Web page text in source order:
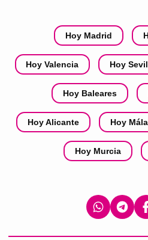
Hoy Madrid
Hoy Valencia Hoy
Hoy Baleares
Hoy Alicante Hoy
Hoy Murcia